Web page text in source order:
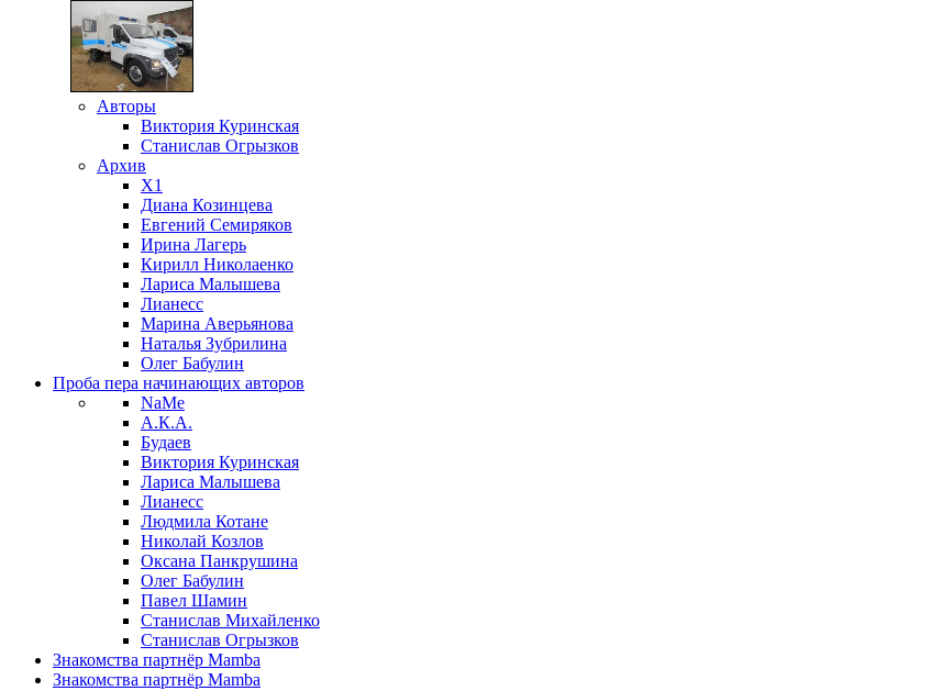
Авторы
Виктория Куринская
Станислав Огрызков
Архив
X1
Диана Козинцева
Евгений Семиряков
Ирина Лагерь
Кирилл Николаенко
Лариса Малышева
Лианесс
Марина Аверьянова
Наталья Зубрилина
Олег Бабулин
Проба пера начинающих авторов
NaMe
А.К.А.
Будаев
Виктория Куринская
Лариса Малышева
Лианесс
Людмила Котане
Николай Козлов
Оксана Панкрушина
Олег Бабулин
Павел Шамин
Станислав Михайленко
Станислав Огрызков
Знакомства партнёр Mamba
Знакомства партнёр Mamba